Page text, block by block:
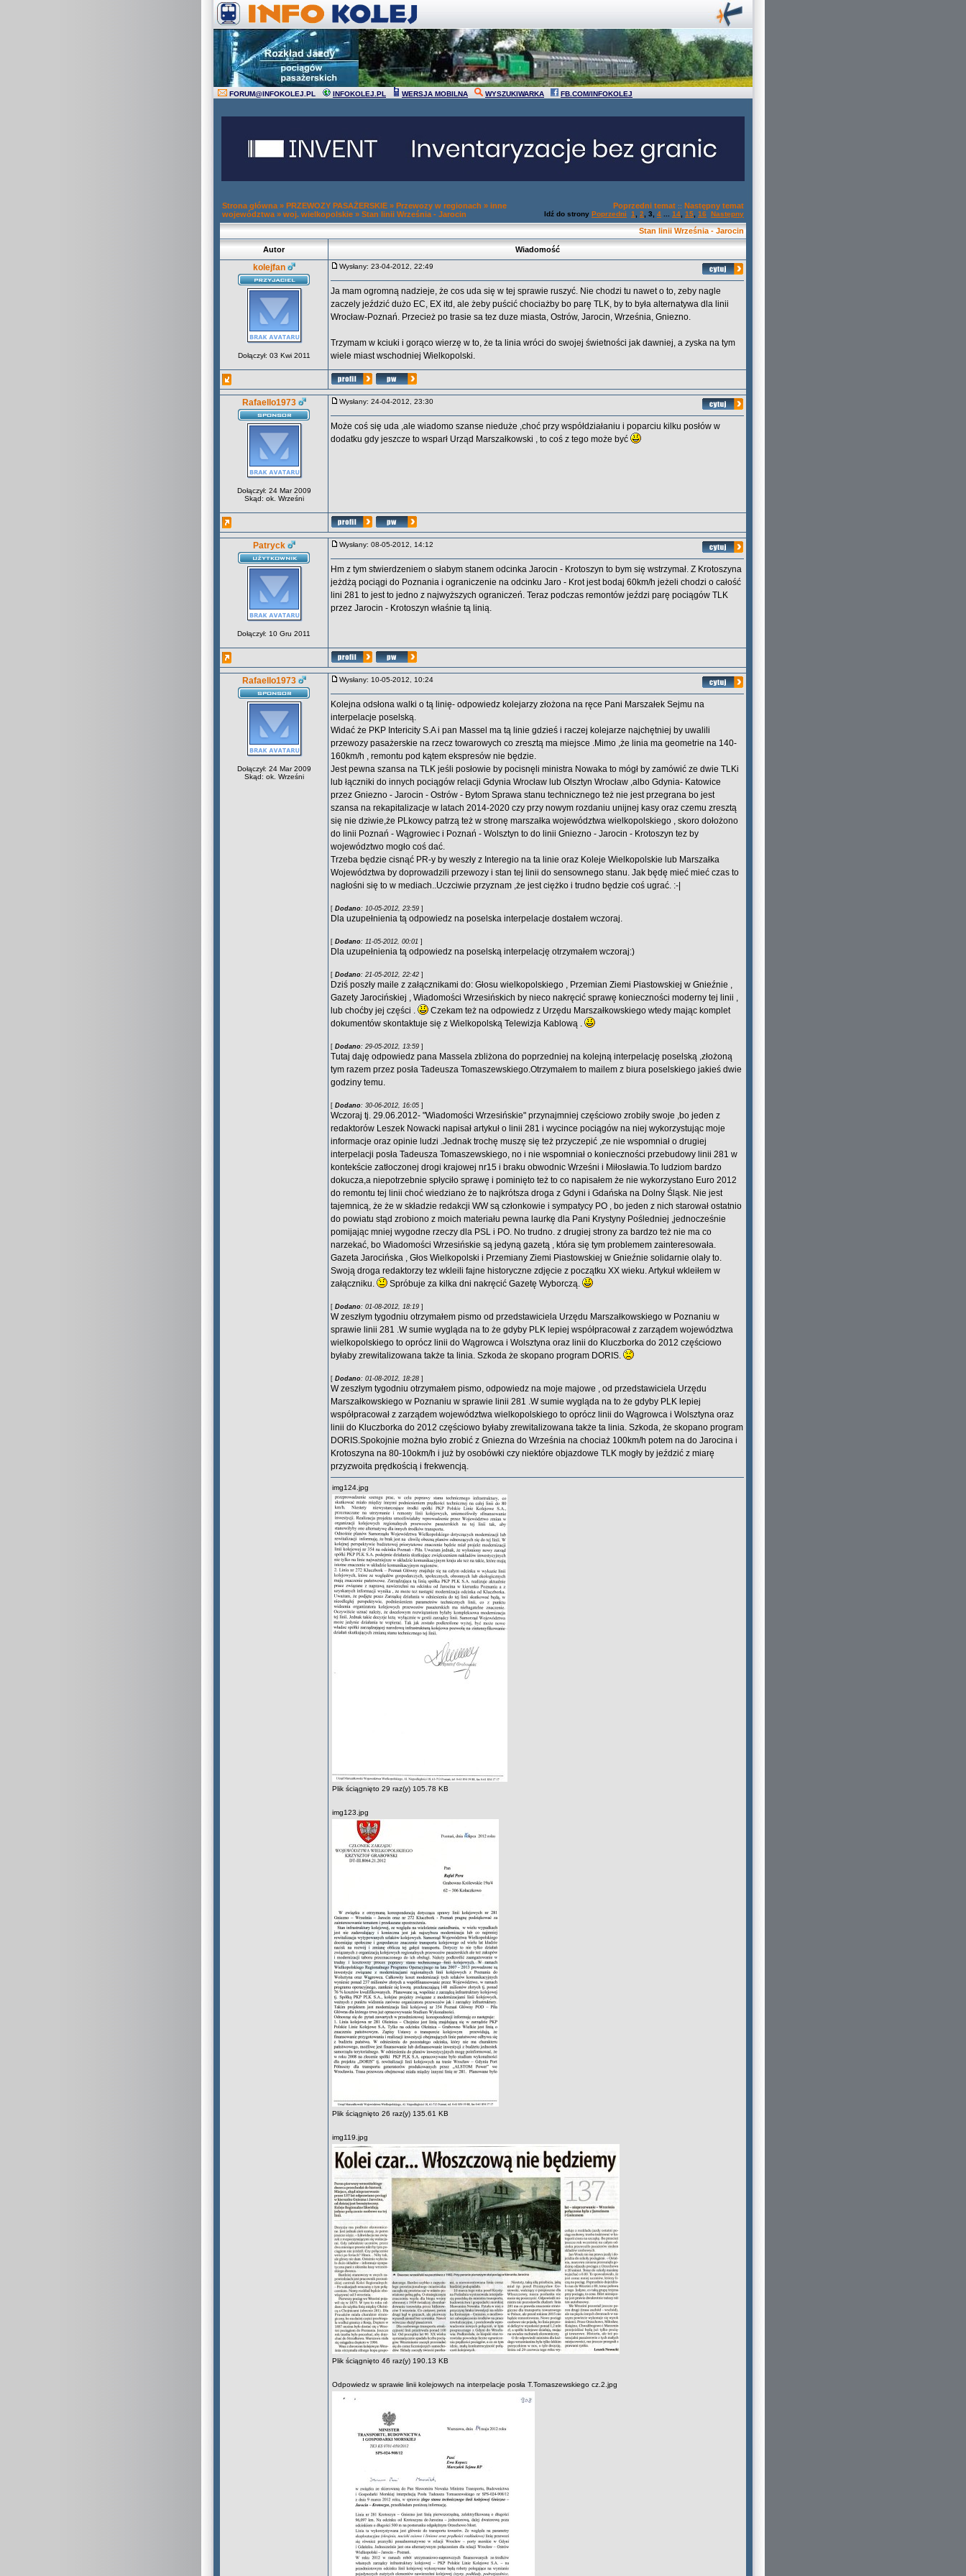
FORUM@INFOKOLEJ.PL INFOKOLEJ.PL WERSJA MOBILNA WYSZUKIWARKA FB.COM/INFOKOLEJ
Strona główna » PRZEWOZY PASAŻERSKIE » Przewozy w regionach » inne
województwa » woj. wielkopolskie » Stan linii Września - Jarocin
Poprzedni temat :: Następny temat
Idź do strony Poprzedni 1 2 3 4 14 15 16 Następny
Stan linii Września - Jarocin
Autor Wiadomość
kolejfan
Dołączył: 03 Kwi 2011
Wysłany: 23-04-2012, 22:49
Ja mam ogromną nadzieje, że cos uda się w tej sprawie ruszyć. Nie chodzi tu nawet o to, zeby nagle
zaczely jeździć dużo EC, EX itd, ale żeby puścić chociażby bo parę TLK, by to była alternatywa dla linii
Wrocław-Poznań. Przecież po trasie sa tez duze miasta, Ostrów, Jarocin, Września, Gniezno.
Trzymam w kciuki i gorąco wierzę w to, że ta linia wróci do swojej świetności jak dawniej, a zyska na tym
wiele miast wschodniej Wielkopolski.
Rafaello1973
Dołączył: 24 Mar 2009
Skąd: ok. Wrześni
Wysłany: 24-04-2012, 23:30
Może coś się uda ,ale wiadomo szanse nieduże ,choć przy współdziałaniu i poparciu kilku posłów w
dodatku gdy jeszcze to wsparł Urząd Marszałkowski , to coś z tego może być
Patryck
Dołączył: 10 Gru 2011
Wysłany: 08-05-2012, 14:12
Hm z tym stwierdzeniem o słabym stanem odcinka Jarocin - Krotoszyn to bym się wstrzymał. Z Krotoszyna
jeżdżą pociągi do Poznania i ograniczenie na odcinku Jaro - Krot jest bodaj 60km/h jeżeli chodzi o całość
lini 281 to jest to jedno z najwyższych ograniczeń. Teraz podczas remontów jeździ parę pociągów TLK
przez Jarocin - Krotoszyn właśnie tą linią.
Rafaello1973
Dołączył: 24 Mar 2009
Skąd: ok. Wrześni
Wysłany: 10-05-2012, 10:24
Kolejna odsłona walki o tą linię- odpowiedz kolejarzy złożona na ręce Pani Marszałek Sejmu na
interpelacje poselską.
Widać że PKP Intericity S.A i pan Massel ma tą linie gdzieś i raczej kolejarze najchętniej by uwalili
przewozy pasażerskie na rzecz towarowych co zresztą ma miejsce .Mimo ,że linia ma geometrie na 140-
160km/h , remontu pod kątem ekspresów nie będzie.
Jest pewna szansa na TLK jeśli posłowie by pocisnęli ministra Nowaka to mógł by zamówić ze dwie TLKi
lub łączniki do innych pociągów relacji Gdynia Wrocław lub Olsztyn Wrocław ,albo Gdynia- Katowice
przez Gniezno - Jarocin - Ostrów - Bytom Sprawa stanu technicznego też nie jest przegrana bo jest
szansa na rekapitalizacje w latach 2014-2020 czy przy nowym rozdaniu unijnej kasy oraz czemu zresztą
się nie dziwie,że PLkowcy patrzą też w stronę marszałka województwa wielkopolskiego , skoro dołożono
do linii Poznań - Wągrowiec i Poznań - Wolsztyn to do linii Gniezno - Jarocin - Krotoszyn tez by
województwo mogło coś dać.
Trzeba będzie cisnąć PR-y by weszły z Interegio na ta linie oraz Koleje Wielkopolskie lub Marszałka
Województwa by doprowadzili przewozy i stan tej linii do sensownego stanu. Jak będę mieć mieć czas to
nagłośni się to w mediach..Uczciwie przyznam ,że jest ciężko i trudno będzie coś ugrać. :-|
[ Dodano: 10-05-2012, 23:59 ]
Dla uzupełnienia tą odpowiedz na poselska interpelacje dostałem wczoraj.
[ Dodano: 11-05-2012, 00:01 ]
Dla uzupełnienia tą odpowiedz na poselską interpelację otrzymałem wczoraj:)
[ Dodano: 21-05-2012, 22:42 ]
Dziś poszły maile z załącznikami do: Głosu wielkopolskiego , Przemian Ziemi Piastowskiej w Gnieźnie ,
Gazety Jarocińskiej , Wiadomości Wrzesińskich by nieco nakręcić sprawę konieczności moderny tej linii ,
lub choćby jej części .
Czekam też na odpowiedz z Urzędu Marszałkowskiego wtedy mając komplet
dokumentów skontaktuje się z Wielkopolską Telewizja Kablową .
[ Dodano: 29-05-2012, 13:59 ]
Tutaj daję odpowiedz pana Massela zbliżona do poprzedniej na kolejną interpelację poselską ,złożoną
tym razem przez posła Tadeusza Tomaszewskiego.Otrzymałem to mailem z biura poselskiego jakieś dwie
godziny temu.
[ Dodano: 30-06-2012, 16:05 ]
Wczoraj tj. 29.06.2012- "Wiadomości Wrzesińskie" przynajmniej częściowo zrobiły swoje ,bo jeden z
redaktorów Leszek Nowacki napisał artykuł o linii 281 i wycince pociągów na niej wykorzystując moje
informacje oraz opinie ludzi .Jednak trochę muszę się też przyczepić ,ze nie wspomniał o drugiej
interpelacji posła Tadeusza Tomaszewskiego, no i nie wspomniał o konieczności przebudowy linii 281 w
kontekście zatłoczonej drogi krajowej nr15 i braku obwodnic Wrześni i Miłosławia.To ludziom bardzo
dokucza,a niepotrzebnie spłyciło sprawę i pominięto też to co napisałem że nie wykorzystano Euro 2012
do remontu tej linii choć wiedziano że to najkrótsza droga z Gdyni i Gdańska na Dolny Śląsk. Nie jest
tajemnicą, że że w składzie redakcji WW są członkowie i sympatycy PO , bo jeden z nich starował ostatnio
do powiatu stąd zrobiono z moich materiału pewna laurkę dla Pani Krystyny Pośledniej ,jednocześnie
pomijając mniej wygodne rzeczy dla PSL i PO. No trudno. z drugiej strony za bardzo też nie ma co
narzekać, bo Wiadomości Wrzesińskie są jedyną gazetą , która się tym problemem zainteresowała.
Gazeta Jarocińska , Głos Wielkopolski i Przemiany Ziemi Piastowskiej w Gnieźnie solidarnie olały to.
Swoją droga redaktorzy tez wkleili fajne historyczne zdjęcie z początku XX wieku. Artykuł wkleiłem w
załączniku.
Spróbuje za kilka dni nakręcić Gazetę Wyborczą.
[ Dodano: 01-08-2012, 18:19 ]
W zeszłym tygodniu otrzymałem pismo od przedstawiciela Urzędu Marszałkowskiego w Poznaniu w
sprawie linii 281 .W sumie wygląda na to że gdyby PLK lepiej współpracował z zarządem województwa
wielkopolskiego to oprócz linii do Wągrowca i Wolsztyna oraz linii do Kluczborka do 2012 częściowo
byłaby zrewitalizowana także ta linia. Szkoda że skopano program DORIS.
[ Dodano: 01-08-2012, 18:28 ]
W zeszłym tygodniu otrzymałem pismo, odpowiedz na moje majowe , od przedstawiciela Urzędu
Marszałkowskiego w Poznaniu w sprawie linii 281 .W sumie wygląda na to że gdyby PLK lepiej
współpracował z zarządem województwa wielkopolskiego to oprócz linii do Wągrowca i Wolsztyna oraz
linii do Kluczborka do 2012 częściowo byłaby zrewitalizowana także ta linia. Szkoda, że skopano program
DORIS.Spokojnie można było zrobić z Gniezna do Września na chociaż 100km/h potem na do Jarocina i
Krotoszyna na 80-10okm/h i już by osobówki czy niektóre objazdowe TLK mogły by jeździć z miarę
przyzwoita prędkością i frekwencją.
img124.jpg
Plik ściągnięto 29 raz(y) 105.78 KB
img123.jpg
Plik ściągnięto 26 raz(y) 135.61 KB
img119.jpg
Plik ściągnięto 46 raz(y) 190.13 KB
Odpowiedz w sprawie linii kolejowych na interpelacje posła T.Tomaszewskiego cz.2.jpg